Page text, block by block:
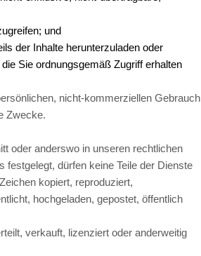
und
der Inhalte herunterzuladen oder
Sie ordnungsgemäß Zugriff erhalten
nicht-kommerziellen Gebrauch
Zwecke.
oder anderswo in unseren rechtlichen
festgelegt, dürfen keine Teile der Dienste
kopiert, reproduziert,
hochgeladen, gepostet, öffentlich
verkauft, lizenziert oder anderweitig